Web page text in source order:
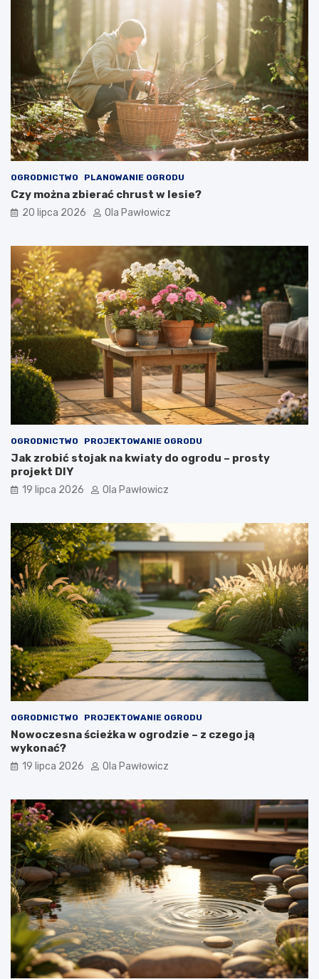
OGRODNICTWO PLANOWANIE OGRODU
Czy można zbierać chrust w lesie?
20 lipca 2026 Ola Pawłowicz
OGRODNICTWO PROJEKTOWANIE OGRODU
Jak zrobić stojak na kwiaty do ogrodu – prosty
projekt DIY
19 lipca 2026 Ola Pawłowicz
OGRODNICTWO PROJEKTOWANIE OGRODU
Nowoczesna ścieżka w ogrodzie – z czego ją
wykonać?
19 lipca 2026 Ola Pawłowicz